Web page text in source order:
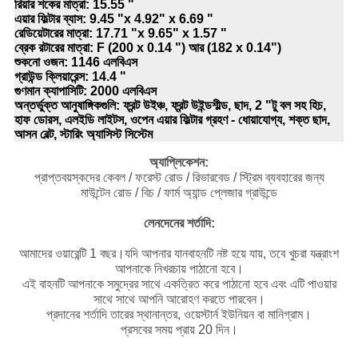
রিয়ার শকের মাত্রা: 15.55 "
এয়ার ফিল্টার ব্যাস: 9.45 "x 4.92" x 6.69 "
রেডিয়েটারের মাত্রা: 17.71 "x 9.65" x 1.57 "
ব্রেক রটারের মাত্রা: F (200 x 0.14 ") আর (182 x 0.14")
শুকনো ওজন: 1146 এলবিএস
গ্রাউন্ড ক্লিয়ারেন্স: 14.4 "
গুণমান ক্যাপাসিটি: 2000 এলবিএস
অন্তর্ভুক্ত আনুষাঙ্গিকগুলি: ফ্রন্ট উইঞ্চ, ফ্রন্ট উইন্ডশীল্ড, ছাদ, 2 "টু বল সহ হিচ,
হাফ ডোরস, এলইডি লাইটস, ওপেন এয়ার ফিল্টার গ্রহণ - ধোয়াযোগ্য, শক্ত ছাদ,
আসন বেল্ট, স্টারিং অ্যাসিস্ট সিস্টেম
অ্যাপ্লিকেশন:
প্রাপ্তবয়স্কদের কেবল / ফরেস্ট রোড / রিভারবেড / স্ট্রিম ব্যবহারের জন্য
মাউন্টেন রোড / বিচ / ফার্ম অ্যান্ড প্লেজার গ্রাউন্ডে
লেনদেনের শর্তাদি:
আমাদের ওয়ারেন্টি 1 বছর।যদি আপনার যানবাহনটি নষ্ট হয়ে যায়, তবে খুচরা যন্ত্রাংশ
আপনাকে নিখরচায় পাঠানো হবে।
এই বাহনটি আপনাকে সমুদ্রের সাথে একত্রিত করে পাঠানো হবে এবং এটি পাওয়ার
সাথে সাথে আপনি আরোহণ করতে পারবেন।
প্রদানের শর্তাদি তারের স্থানান্তর, ওয়েস্টার্ন ইউনিয়ন বা মানিগ্রাম।
প্রসবের সময় প্রায় 20 দিন।